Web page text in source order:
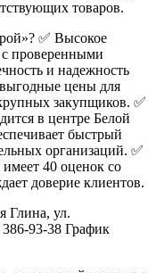
товаров.
✅ Высокое
с проверенными
и надежность
цены для
закупщиков. ✅
в центре Белой
быстрый
организаций. ✅
40 оценок со
доверие клиентов.
Глина, ул.
93-38 График